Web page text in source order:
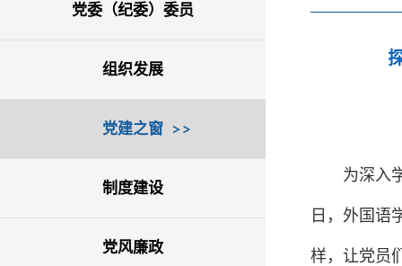
党委（纪委）委员
组织发展
党建之窗
制度建设
党风廉政
为深入
日，外国语
样，让党员